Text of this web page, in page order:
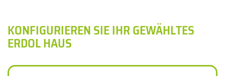
KONFIGURIEREN SIE IHR GEWÄHLTES
ERDOL HAUS